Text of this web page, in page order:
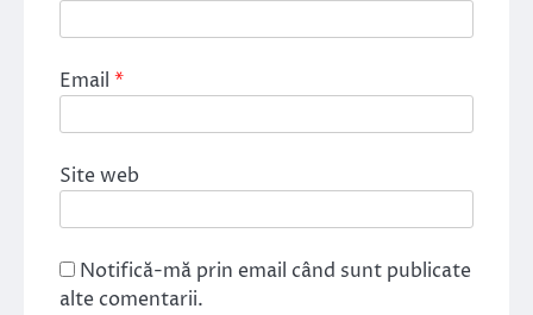
Email *
Site web
Notifică-mă prin email când sunt publicate
alte comentarii.